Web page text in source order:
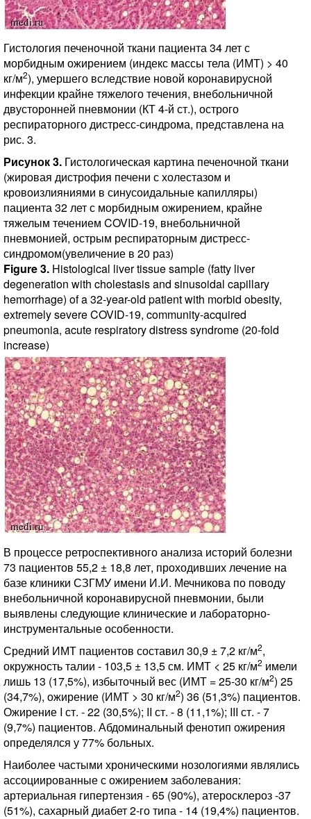
Гистология печеночной ткани пациента 34 лет с
морбидным ожирением (индекс массы тела (ИМТ) > 40
кг/м2), умершего вследствие новой коронавирусной
инфекции крайне тяжелого течения, внебольничной
двусторонней пневмонии (КТ 4-й ст.), острого
респираторного дистресс-синдрома, представлена на
рис. 3.
Рисунок 3. Гистологическая картина печеночной ткани
(жировая дистрофия печени с холестазом и
кровоизлияниями в синусоидальные капилляры)
пациента 32 лет с морбидным ожирением, крайне
тяжелым течением COVID-19, внебольничной
пневмонией, острым респираторным дистресс-
синдромом(увеличение в 20 раз)
Figure 3. Histological liver tissue sample (fatty liver
degeneration with cholestasis and sinusoidal capillary
hemorrhage) of a 32-year-old patient with morbid obesity,
extremely severe COVID-19, community-acquired
pneumonia, acute respiratory distress syndrome (20-fold
increase)
В процессе ретроспективного анализа историй болезни
73 пациентов 55,2 ± 18,8 лет, проходивших лечение на
базе клиники СЗГМУ имени И.И. Мечникова по поводу
внебольничной коронавирусной пневмонии, были
выявлены следующие клинические и лабораторно-
инструментальные особенности.
Средний ИМТ пациентов составил 30,9 ± 7,2 кг/м2,
окружность талии - 103,5 ± 13,5 см. ИМТ < 25 кг/м2 имели
лишь 13 (17,5%), избыточный вес (ИМТ = 25-30 кг/м2) 25
(34,7%), ожирение (ИМТ > 30 кг/м2) 36 (51,3%) пациентов.
Ожирение I ст. - 22 (30,5%); II ст. - 8 (11,1%); III ст. - 7
(9,7%) пациентов. Абдоминальный фенотип ожирения
определялся у 77% больных.
Наиболее частыми хроническими нозологиями являлись
ассоциированные с ожирением заболевания:
артериальная гипертензия - 65 (90%), атеросклероз -37
(51%), сахарный диабет 2-го типа - 14 (19,4%) пациентов.